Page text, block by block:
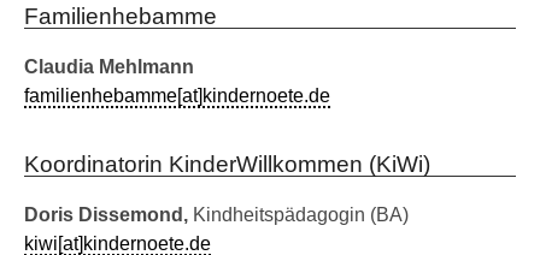
Familienhebamme
Claudia Mehlmann
familienhebamme[at]kindernoete.de
Koordinatorin KinderWillkommen (KiWi)
Doris Dissemond, Kindheitspädagogin (BA)
kiwi[at]kindernoete.de